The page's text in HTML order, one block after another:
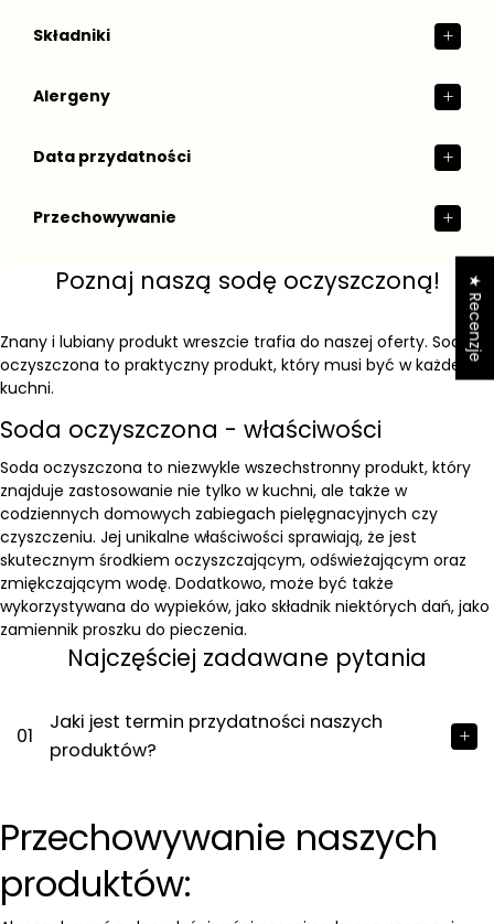
Składniki
Alergeny
Data przydatności
Przechowywanie
Poznaj naszą sodę oczyszczoną!
Znany i lubiany produkt wreszcie trafia do naszej oferty. Soda
oczyszczona to praktyczny produkt, który musi być w każdej
kuchni.
Soda oczyszczona - właściwości
Soda oczyszczona to niezwykle wszechstronny produkt, który
znajduje zastosowanie nie tylko w kuchni, ale także w
codziennych domowych zabiegach pielęgnacyjnych czy
czyszczeniu. Jej unikalne właściwości sprawiają, że jest
skutecznym środkiem oczyszczającym, odświeżającym oraz
zmiękczającym wodę. Dodatkowo, może być także
wykorzystywana do wypieków, jako składnik niektórych dań, jako
zamiennik proszku do pieczenia.
Najczęściej zadawane pytania
01
Jaki jest termin przydatności naszych
produktów?
Przechowywanie naszych
produktów:
★ Recenzje